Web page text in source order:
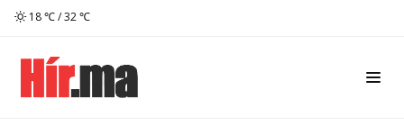
18 ℃ / 32 ℃